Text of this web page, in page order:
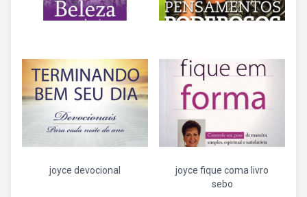
joyce devocional
joyce fique coma livro
sebo